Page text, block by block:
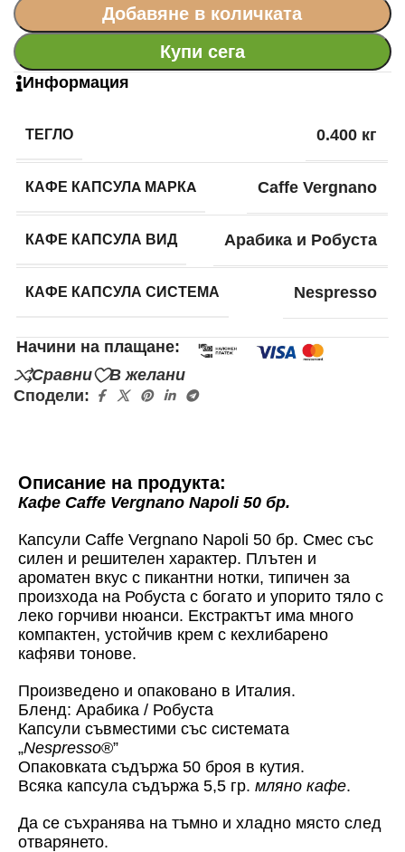
Добавяне в количката
Купи сега
Информация
ТЕГЛО 0.400 кг
КАФЕ КАПСУЛA МАРКA Caffe Vergnano
КАФЕ КАПСУЛА ВИД Арабика и Робуста
КАФЕ КАПСУЛА СИСТЕМА Nespresso
Начини на плащане:
Сравни
В желани
Сподели:
Описание на продукта:
Кафе Caffe Vergnano Napoli 50 бр.
Капсули Caffe Vergnano Napoli 50 бр. Смес със
силен и решителен характер. Плътен и
ароматен вкус с пикантни нотки, типичен за
произхода на Робуста с богато и упорито тяло с
леко горчиви нюанси. Екстрактът има много
компактен, устойчив крем с кехлибарено
кафяви тонове.
Произведено и опаковано в Италия.
Бленд: Арабика / Робуста
Капсули съвместими със системата
„Nespresso®”
Опаковката съдържа 50 броя в кутия.
Всяка капсула съдържа 5,5 гр. мляно кафе.
Да се съхранява на тъмно и хладно място след
отварянето.